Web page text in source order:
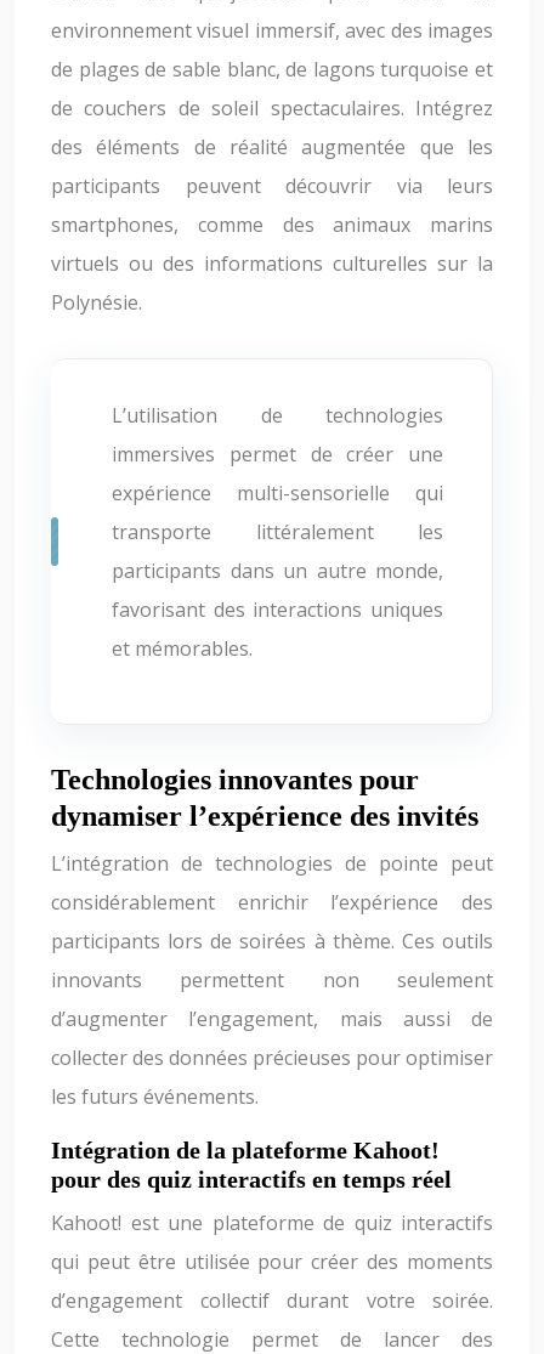
environnement visuel immersif, avec des images
de plages de sable blanc, de lagons turquoise et
de couchers de soleil spectaculaires. Intégrez
des éléments de réalité augmentée que les
participants peuvent découvrir via leurs
smartphones, comme des animaux marins
virtuels ou des informations culturelles sur la
Polynésie.
L’utilisation de technologies
immersives permet de créer une
expérience multi-sensorielle qui
transporte littéralement les
participants dans un autre monde,
favorisant des interactions uniques
et mémorables.
Technologies innovantes pour
dynamiser l’expérience des invités
L’intégration de technologies de pointe peut
considérablement enrichir l’expérience des
participants lors de soirées à thème. Ces outils
innovants permettent non seulement
d’augmenter l’engagement, mais aussi de
collecter des données précieuses pour optimiser
les futurs événements.
Intégration de la plateforme Kahoot!
pour des quiz interactifs en temps réel
Kahoot! est une plateforme de quiz interactifs
qui peut être utilisée pour créer des moments
d’engagement collectif durant votre soirée.
Cette technologie permet de lancer des